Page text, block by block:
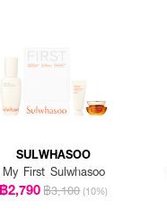
SULWHASOO
My First Sulwhasoo
฿2,790฿3,100 (10%)